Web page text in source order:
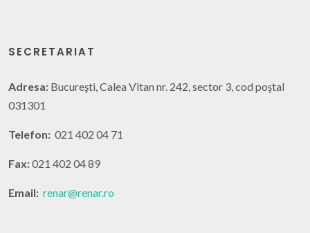
SECRETARIAT
Adresa: Bucureşti, Calea Vitan nr. 242, sector 3, cod poştal
031301
Telefon: 021 402 04 71
Fax:021 402 04 89
Email: renar@renar.ro